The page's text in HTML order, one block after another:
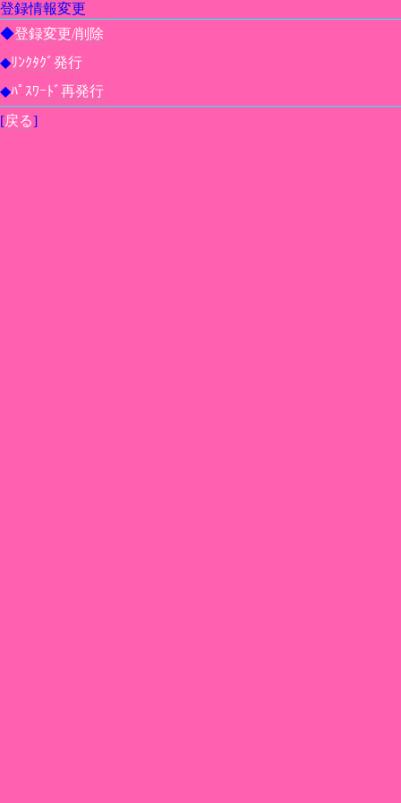
登録情報変更
◆登録変更/削除
◆ﾘﾝｸﾀｸﾞ発行
◆ﾊﾟｽﾜｰﾄﾞ再発行
[戻る]